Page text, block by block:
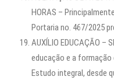
HORAS –
Portaria no. 467/2025
AUXÍLIO EDUCAÇÃO –
educação e a formação
Estudo integral, desde